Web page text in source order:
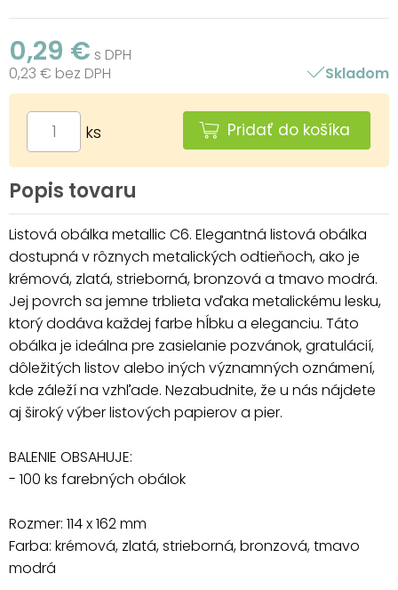
0,29 € s DPH
0,23 € bez DPH
Skladom
ks Pridať do košíka
Popis tovaru
Listová obálka metallic C6. Elegantná listová obálka
dostupná v rôznych metalických odtieňoch, ako je
krémová, zlatá, strieborná, bronzová a tmavo modrá.
Jej povrch sa jemne trblieta vďaka metalickému lesku,
ktorý dodáva každej farbe hĺbku a eleganciu. Táto
obálka je ideálna pre zasielanie pozvánok, gratulácií,
dôležitých listov alebo iných významných oznámení,
kde záleží na vzhľade. Nezabudnite, že u nás nájdete
aj široký výber listových papierov a pier.
BALENIE OBSAHUJE:
- 100 ks farebných obálok
Rozmer: 114 x 162 mm
Farba: krémová, zlatá, strieborná, bronzová, tmavo
modrá